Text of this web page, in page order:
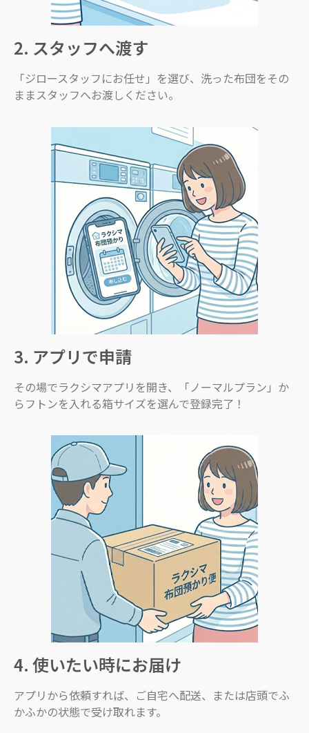
2. スタッフへ渡す
「ジロースタッフにお任せ」を選び、洗った布団をその
ままスタッフへお渡しください。
3. アプリで申請
その場でラクシマアプリを開き、「ノーマルプラン」か
らフトンを入れる箱サイズを選んで登録完了！
4. 使いたい時にお届け
アプリから依頼すれば、ご自宅へ配送、または店頭でふ
かふかの状態で受け取れます。